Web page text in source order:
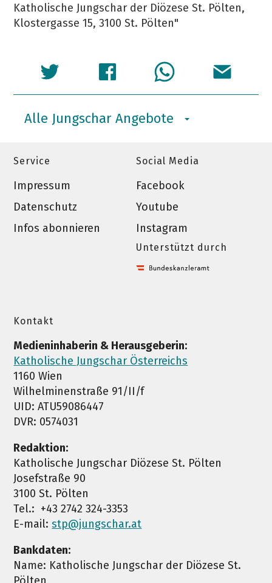
Katholische Jungschar der Diözese St. Pölten,
Klostergasse 15, 3100 St. Pölten"
Alle Jungschar Angebote
Service
Impressum
Datenschutz
Infos abonnieren
Social Media
Facebook
Youtube
Instagram
Unterstützt durch
Kontakt
Medieninhaberin & Herausgeberin:
Katholische Jungschar Österreichs
1160 Wien
Wilhelminenstraße 91/II/f
UID: ATU59086447
DVR: 0574031
Redaktion:
Katholische Jungschar Diözese St. Pölten
Josefstraße 90
3100 St. Pölten
Tel.: +43 2742 324-3353
E-mail:stp@jungschar.at
Bankdaten:
Name: Katholische Jungschar der Diözese St.